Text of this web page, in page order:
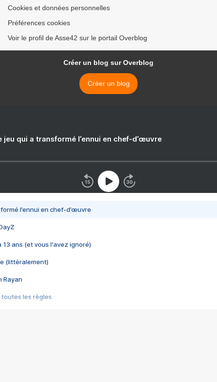
Cookies et données personnelles
Préférences cookies
Voir le profil de Asse42 sur le portail Overblog
Créer un blog sur Overblog
Créer un blog
jeu qui a transformé l’ennui en chef-d’œuvre
l’ennui en chef-d’œuvre
13 ans (et vous l'avez ignoré)
(littéralement)
Rayan
toutes les règles